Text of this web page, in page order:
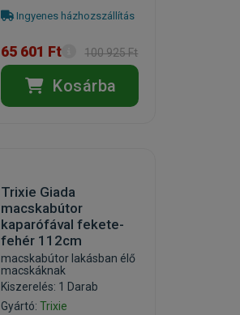
Ingyenes házhozszállítás
65 601 Ft 100 925 Ft
Kosárba
Trixie Giada
macskabútor
kaparófával fekete-
fehér 112cm
macskabútor lakásban élő
macskáknak
Kiszerelés: 1 Darab
Gyártó:Trixie